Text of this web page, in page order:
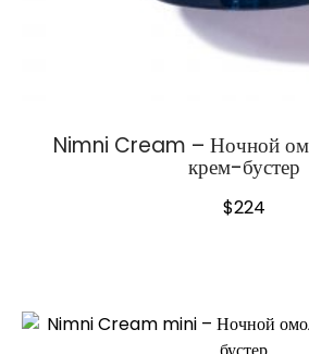
Nimni Cream – Ночной
крем-бустер
$224